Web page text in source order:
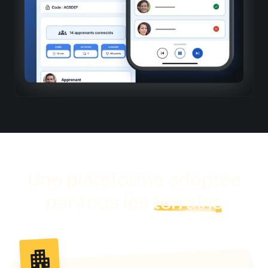
Validation mobile
Signature électronique des sessions et validation des
acquis sur le terrain
terrains